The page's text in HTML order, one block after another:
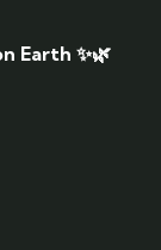
Earth ✨🌿